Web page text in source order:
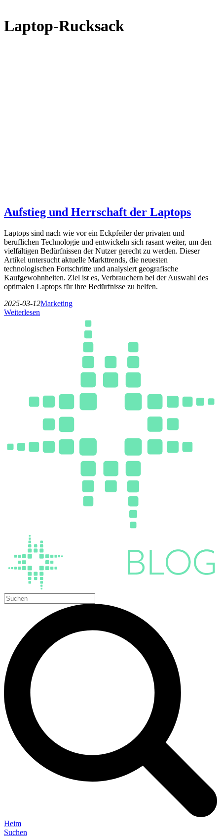
Laptop-Rucksack
Aufstieg und Herrschaft der Laptops
Laptops sind nach wie vor ein Eckpfeiler der privaten und
beruflichen Technologie und entwickeln sich rasant weiter, um den
vielfältigen Bedürfnissen der Nutzer gerecht zu werden. Dieser
Artikel untersucht aktuelle Markttrends, die neuesten
technologischen Fortschritte und analysiert geografische
Kaufgewohnheiten. Ziel ist es, Verbrauchern bei der Auswahl des
optimalen Laptops für ihre Bedürfnisse zu helfen.
2025-03-12Marketing
Weiterlesen
Heim
Suchen